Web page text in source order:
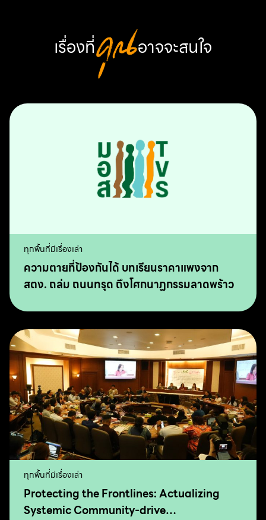
เรื่องที่คุณ อาจจะสนใจ
ทุกพื้นที่มีเรื่องเล่า
ความตายที่ป้องกันได้ บทเรียนราคาแพงจาก
สตง. ถล่ม ถนนทรุด ถึงโศกนาฏกรรมลาดพร้าว
ทุกพื้นที่มีเรื่องเล่า
Protecting the Frontlines: Actualizing
Systemic Community-drive